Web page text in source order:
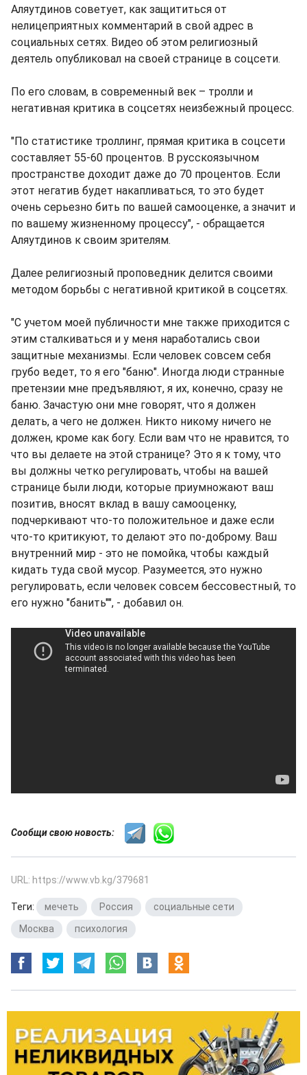
Аляутдинов советует, как защититься от
нелицеприятных комментарий в свой адрес в
социальных сетях. Видео об этом религиозный
деятель опубликовал на своей странице в соцсети.
По его словам, в современный век – тролли и
негативная критика в соцсетях неизбежный процесс.
"По статистике троллинг, прямая критика в соцсети
составляет 55-60 процентов. В русскоязычном
пространстве доходит даже до 70 процентов. Если
этот негатив будет накапливаться, то это будет
очень серьезно бить по вашей самооценке, а значит и
по вашему жизненному процессу", - обращается
Аляутдинов к своим зрителям.
Далее религиозный проповедник делится своими
методом борьбы с негативной критикой в соцсетях.
"С учетом моей публичности мне также приходится с
этим сталкиваться и у меня наработались свои
защитные механизмы. Если человек совсем себя
грубо ведет, то я его "баню". Иногда люди странные
претензии мне предъявляют, я их, конечно, сразу не
баню. Зачастую они мне говорят, что я должен
делать, а чего не должен. Никто никому ничего не
должен, кроме как богу. Если вам что не нравится, то
что вы делаете на этой странице? Это я к тому, что
вы должны четко регулировать, чтобы на вашей
странице были люди, которые приумножают ваш
позитив, вносят вклад в вашу самооценку,
подчеркивают что-то положительное и даже если
что-то критикуют, то делают это по-доброму. Ваш
внутренний мир - это не помойка, чтобы каждый
кидать туда свой мусор. Разумеется, это нужно
регулировать, если человек совсем бессовестный, то
его нужно "банить"", - добавил он.
Сообщи свою новость:
URL: https://www.vb.kg/379681
Теги: мечеть Россия социальные сети
Москва
психология